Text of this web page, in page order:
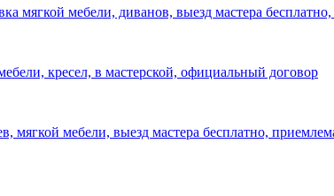
мягкой мебели, диванов, выезд мастера
кресел, в мастерской, официальный договор
мягкой мебели, выезд мастера бесплатно,